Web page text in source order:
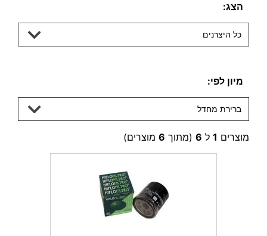
הצג:
כל היצרנים
מיון לפי:
ברירת מחדל
מוצרים 1 ל 6 (מתוך 6 מוצרים)